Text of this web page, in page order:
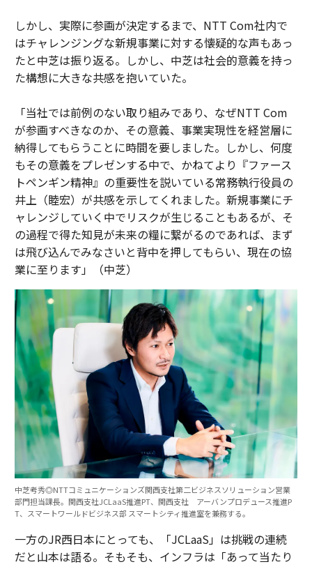
しかし、実際に参画が決定するまで、NTT Com社内で
はチャレンジングな新規事業に対する懐疑的な声もあっ
たと中芝は振り返る。しかし、中芝は社会的意義を持っ
た構想に大きな共感を抱いていた。
「当社では前例のない取り組みであり、なぜNTT Com
が参画すべきなのか、その意義、事業実現性を経営層に
納得してもらうことに時間を要しました。しかし、何度
もその意義をプレゼンする中で、かねてより『ファース
トペンギン精神』の重要性を説いている常務執行役員の
井上（睦宏）が共感を示してくれました。新規事業にチ
ャレンジしていく中でリスクが生じることもあるが、そ
の過程で得た知見が未来の糧に繋がるのであれば、まず
は飛び込んでみなさいと背中を押してもらい、現在の協
業に至ります」（中芝）
中芝考秀◎NTTコミュニケーションズ関西支社第二ビジネスソリューション営業
部門担当課長。関西支社JCLaaS推進PT、関西支社 アーバンプロデュース推進P
T、スマートワールドビジネス部 スマートシティ推進室を兼務する。
一方のJR西日本にとっても、「JCLaaS」は挑戦の連続
だと山本は語る。そもそも、インフラは「あって当たり